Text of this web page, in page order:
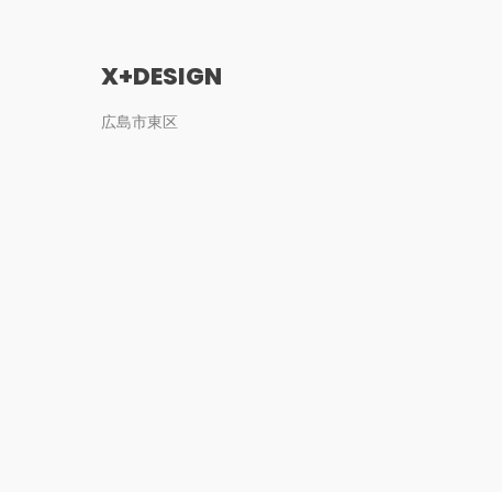
X+DESIGN
広島市東区